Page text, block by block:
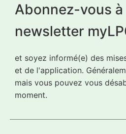
Abonnez-vous à
newsletter
et soyez informé(e) des
et de l'application.
mais vous pouvez vous
moment.